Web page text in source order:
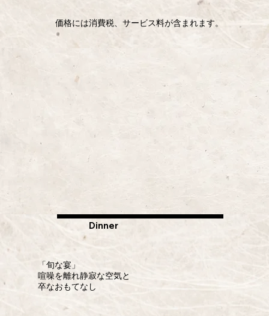
​価格には消費税、サービス料が含まれます。​
​Dinner
​「旬な宴」
喧噪を離れ静寂な​空気と
​卒なおもてなし